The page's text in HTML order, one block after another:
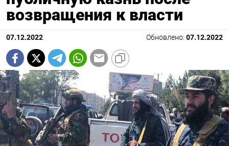
возвращения к власти
07.12.2022 Обновлено: 07.12.2022